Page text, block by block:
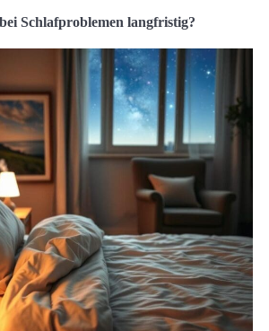
Schlafproblemen langfristig?